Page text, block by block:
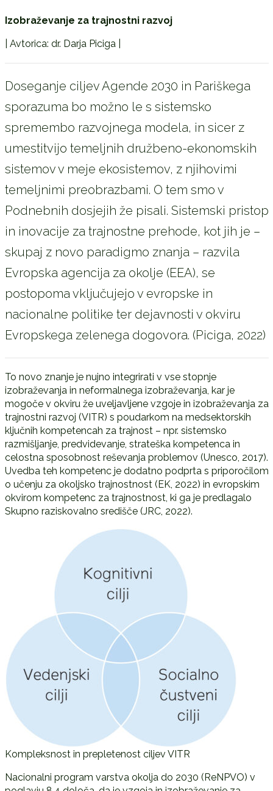
Izobraževanje za trajnostni razvoj
| Avtorica: dr. Darja Piciga |
Doseganje ciljev Agende 2030 in Pariškega
sporazuma bo možno le s sistemsko
spremembo razvojnega modela, in sicer z
umestitvijo temeljnih družbeno-ekonomskih
sistemov v meje ekosistemov, z njihovimi
temeljnimi preobrazbami. O tem smo v
Podnebnih dosjejih že pisali. Sistemski pristop
in inovacije za trajnostne prehode, kot jih je –
skupaj z novo paradigmo znanja – razvila
Evropska agencija za okolje (EEA), se
postopoma vključujejo v evropske in
nacionalne politike ter dejavnosti v okviru
Evropskega zelenega dogovora. (Piciga, 2022)
To novo znanje je nujno integrirati v vse stopnje
izobraževanja in neformalnega izobraževanja, kar je
mogoče v okviru že uveljavljene vzgoje in izobraževanja za
trajnostni razvoj (VITR) s poudarkom na medsektorskih
ključnih kompetencah za trajnost – npr. sistemsko
razmišljanje, predvidevanje, strateška kompetenca in
celostna sposobnost reševanja problemov (Unesco, 2017).
Uvedba teh kompetenc je dodatno podprta s priporočilom
o učenju za okoljsko trajnostnost (EK, 2022) in evropskim
okvirom kompetenc za trajnostnost, ki ga je predlagalo
Skupno raziskovalno središče (JRC, 2022).
Kompleksnost in prepletenost ciljev VITR
Nacionalni program varstva okolja do 2030 (ReNPVO) v